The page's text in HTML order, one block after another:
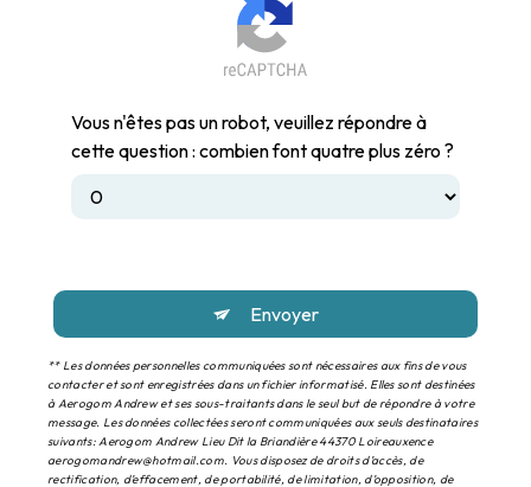
Vous n'êtes pas un robot, veuillez répondre à
cette question : combien font quatre plus zéro ?
Envoyer
** Les données personnelles communiquées sont nécessaires aux fins de vous
contacter et sont enregistrées dans un fichier informatisé. Elles sont destinées
à Aerogom Andrew et ses sous-traitants dans le seul but de répondre à votre
message. Les données collectées seront communiquées aux seuls destinataires
suivants: Aerogom Andrew Lieu Dit la Briandière 44370 Loireauxence
aerogomandrew@hotmail.com. Vous disposez de droits d’accès, de
rectification, d’effacement, de portabilité, de limitation, d’opposition, de